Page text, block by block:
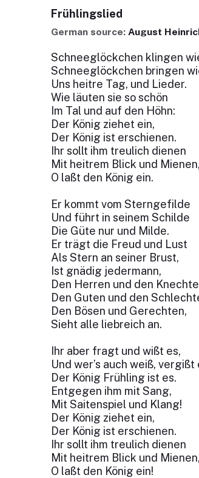
Frühlingslied
German source: August
Schneeglöckchen klingen
Schneeglöckchen bringen
Uns heitre Tag, und Lieder.
Wie läuten sie so schön
Im Tal und auf den Höhn:
Der König ziehet ein,
Der König ist erschienen.
Ihr sollt ihm treulich dienen
Mit heitrem Blick und Mienen,
O laßt den König ein.
Er kommt vom Sterngefilde
Und führt in seinem Schilde
Die Güte nur und Milde.
Er trägt die Freud und Lust
Als Stern an seiner Brust,
Ist gnädig jedermann,
Den Herren und den
Den Guten und den
Den Bösen und Gerechten,
Sieht alle liebreich an.
Ihr aber fragt und wißt es,
Und wer’s auch weiß, vergißt
Der König Frühling ist es.
Entgegen ihm mit Sang,
Mit Saitenspiel und Klang!
Der König ziehet ein,
Der König ist erschienen.
Ihr sollt ihm treulich dienen
Mit heitrem Blick und Mienen,
O laßt den König ein!